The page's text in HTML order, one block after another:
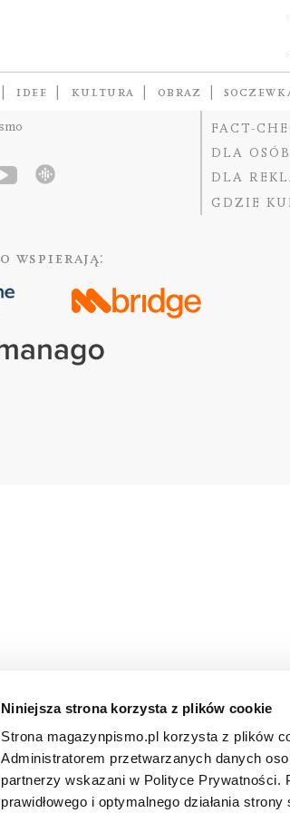
Niniejsza strona korzysta z plików cookie
Strona magazynpismo.pl korzysta z plików
Administratorem przetwarzanych danych
partnerzy wskazani w Polityce Prywatności.
prawidłowego i optymalnego działania
IDEE KULTURA OBRAZ
ABOUT
FACT-
DLA
DLA
GDZIE
wspierają: